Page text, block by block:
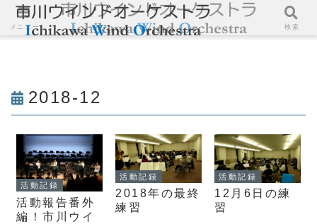
2018-12
活動記録
活動報告番外
編！市川ウイ
活動記録
2018年の最終
練習
活動記録
12月6日の練
習
メニュー 検索